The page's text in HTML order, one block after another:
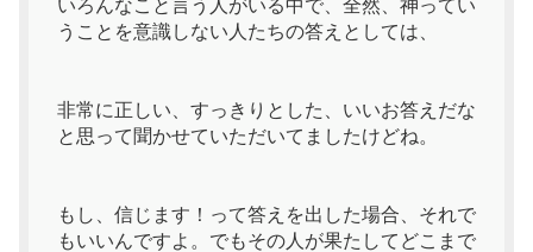
いろんなこと言う人がいる中で、全然、神ってい
うことを意識しない人たちの答えとしては、
非常に正しい、すっきりとした、いいお答えだな
と思って聞かせていただいてましたけどね。
もし、信じます！って答えを出した場合、それで
もいいんですよ。でもその人が果たしてどこまで